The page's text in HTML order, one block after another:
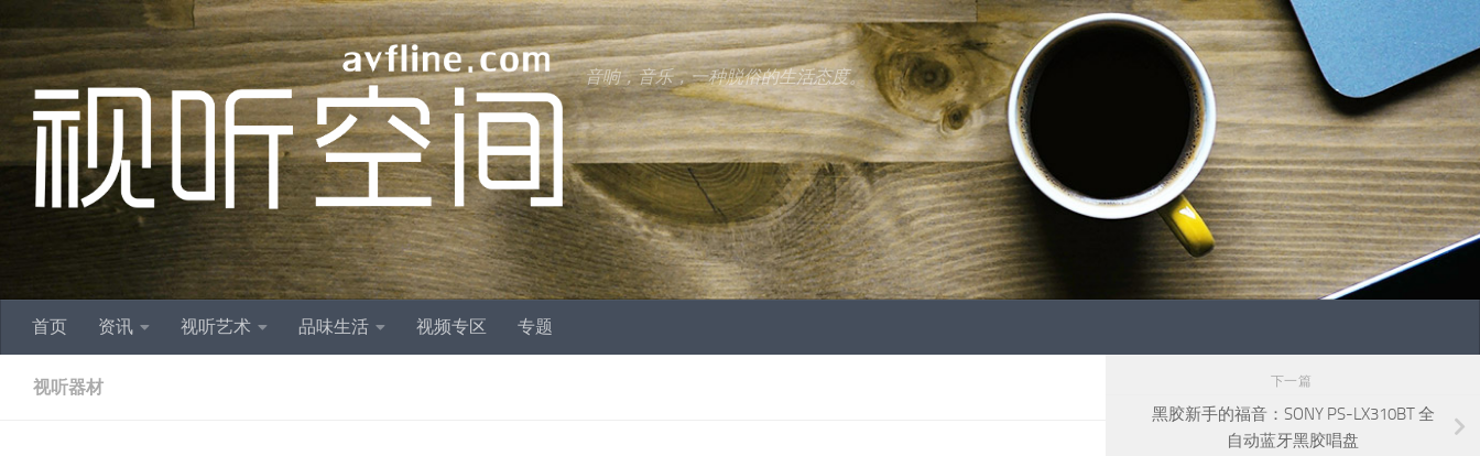
跳至内容
音响，音乐，一种脱俗的生活态度。
首页 资讯 视听艺术 品味生活 视频专区 专题
视听器材 下一篇
黑胶新手的福音：SONY PS-LX310BT 全
自动蓝牙黑胶唱盘